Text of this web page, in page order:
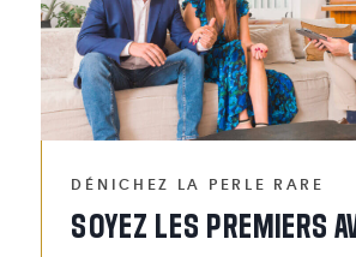
DÉNICHEZ LA PERLE RARE
SOYEZ LES PREMIERS